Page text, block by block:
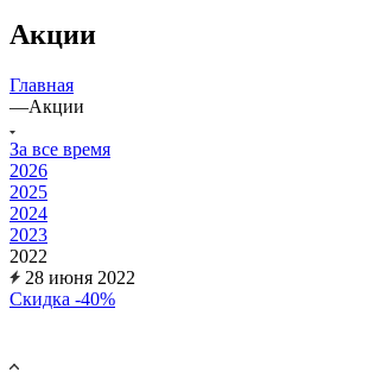
Акции
Главная
—Акции
За все время
2026
2025
2024
2023
2022
28 июня 2022
Скидка -40%